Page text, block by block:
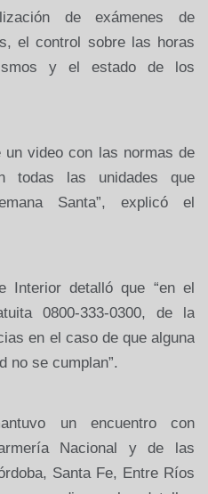
de exámenes de
el control sobre las horas
y el estado de los
un video con las normas de
todas las unidades que
Santa”, explicó el
Interior detalló que “en el
0800-333-0300, de la
en el caso de que alguna
no se cumplan”.
un encuentro con
Nacional y de las
Santa Fe, Entre Ríos